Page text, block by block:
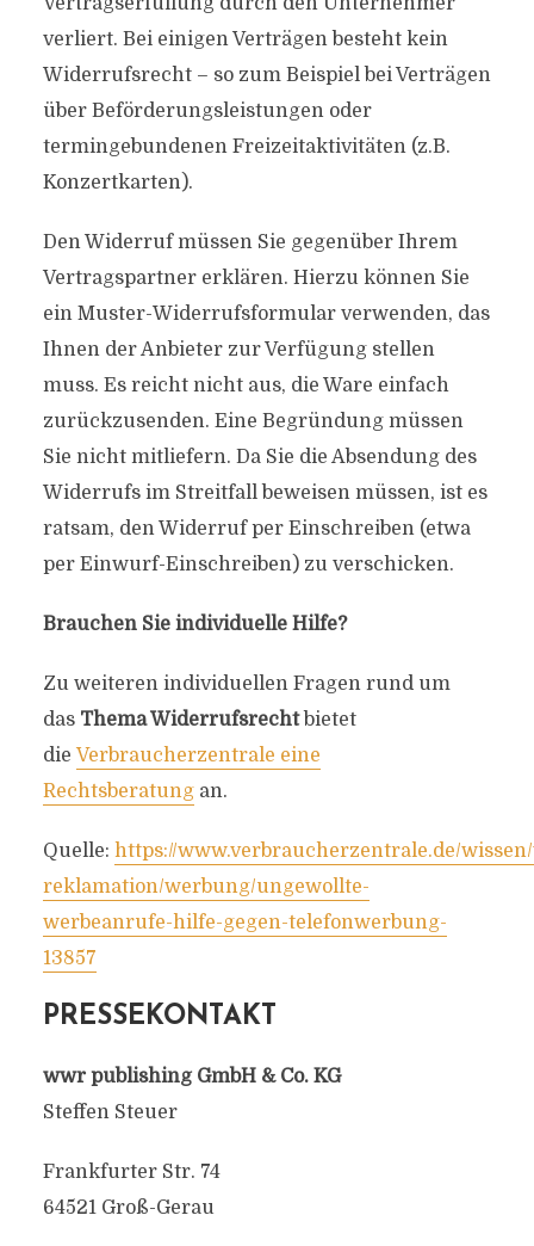
verliert. Bei einigen Verträgen besteht kein
Widerrufsrecht – so zum Beispiel bei Verträgen
über Beförderungsleistungen oder
termingebundenen Freizeitaktivitäten (z.B.
Konzertkarten).
Den Widerruf müssen Sie gegenüber Ihrem
Vertragspartner erklären. Hierzu können Sie
ein Muster-Widerrufsformular verwenden, das
Ihnen der Anbieter zur Verfügung stellen
muss. Es reicht nicht aus, die Ware einfach
zurückzusenden. Eine Begründung müssen
Sie nicht mitliefern. Da Sie die Absendung des
Widerrufs im Streitfall beweisen müssen, ist es
ratsam, den Widerruf per Einschreiben (etwa
per Einwurf-Einschreiben) zu verschicken.
Brauchen Sie individuelle Hilfe?
Zu weiteren individuellen Fragen rund um
das Thema Widerrufsrechtbietet
die Verbraucherzentrale eine
Rechtsberatungan.
Quelle: https://www.verbraucherzentrale.de/
reklamation/werbung/ungewollte-
werbeanrufe-hilfe-gegen-telefonwerbung-
13857
PRESSEKONTAKT
wwr publishing GmbH & Co. KG
Steffen Steuer
Frankfurter Str. 74
64521 Groß-Gerau